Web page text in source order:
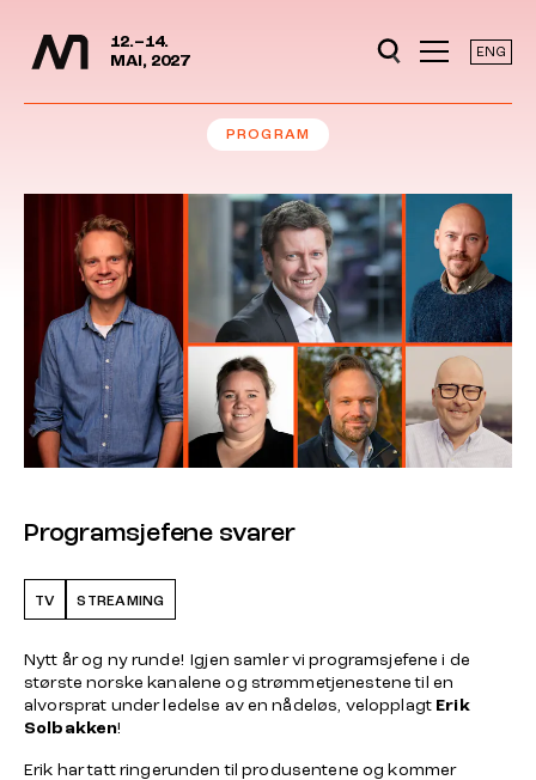
Hopp til hovedinnhold
12.–14.
MAI, 2027
ENG
PROGRAM
Programsjefene svarer
TV STREAMING
Nytt år og ny runde! Igjen samler vi programsjefene i de
største norske kanalene og strømmetjenestene til en
alvorsprat under ledelse av en nådeløs, velopplagt Erik
Solbakken!
Erik har tatt ringerunden til produsentene og kommer